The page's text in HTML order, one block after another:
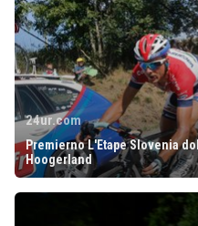
24ur.com
Premierno L'Etape Slovenia
Hoogerland